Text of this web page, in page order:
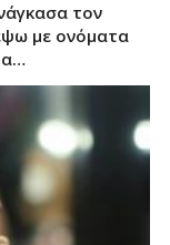
τον
με ονόματα